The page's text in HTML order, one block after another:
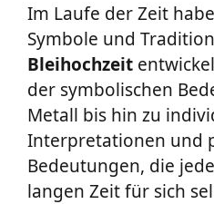
Im Laufe der Zeit
Symbole und
Bleihochzeit
der symbolischen
Metall bis hin zu
Interpretationen und
Bedeutungen, die
langen Zeit für sich